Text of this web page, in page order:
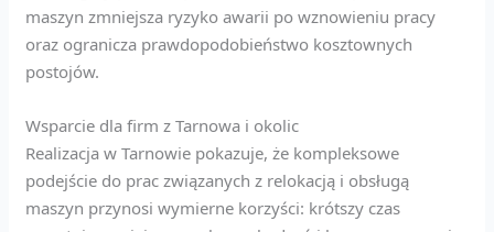
maszyn zmniejsza ryzyko awarii po wznowieniu pracy
oraz ogranicza prawdopodobieństwo kosztownych
postojów.
Wsparcie dla firm z Tarnowa i okolic
Realizacja w Tarnowie pokazuje, że kompleksowe
podejście do prac związanych z relokacją i obsługą
maszyn przynosi wymierne korzyści: krótszy czas